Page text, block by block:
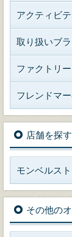
アクティビ
取り扱いブ
ファクトリ
フレンドマ
店舗を探す
モンベルス
その他の